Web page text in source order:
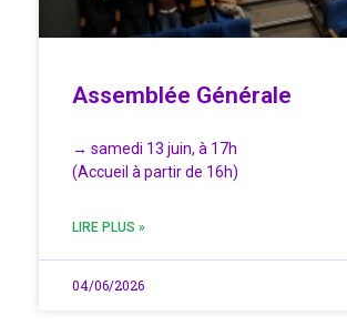
Assemblée Générale
→ samedi 13 juin, à 17h
(Accueil à partir de 16h)
LIRE PLUS »
04/06/2026